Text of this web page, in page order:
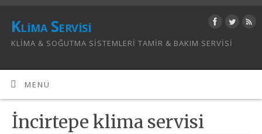
Klima Servisi
KLIMA & SOĞUTMA SISTEMLERI TAMIR & BAKIM SERVISI
MENÜ
İncirtepe klima servisi